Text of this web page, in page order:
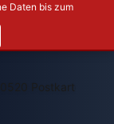
Daten bis zum
Postkarte aus